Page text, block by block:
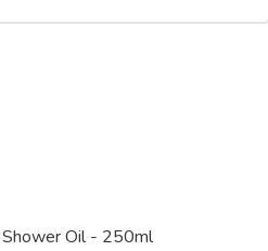
Shower Oil - 250ml